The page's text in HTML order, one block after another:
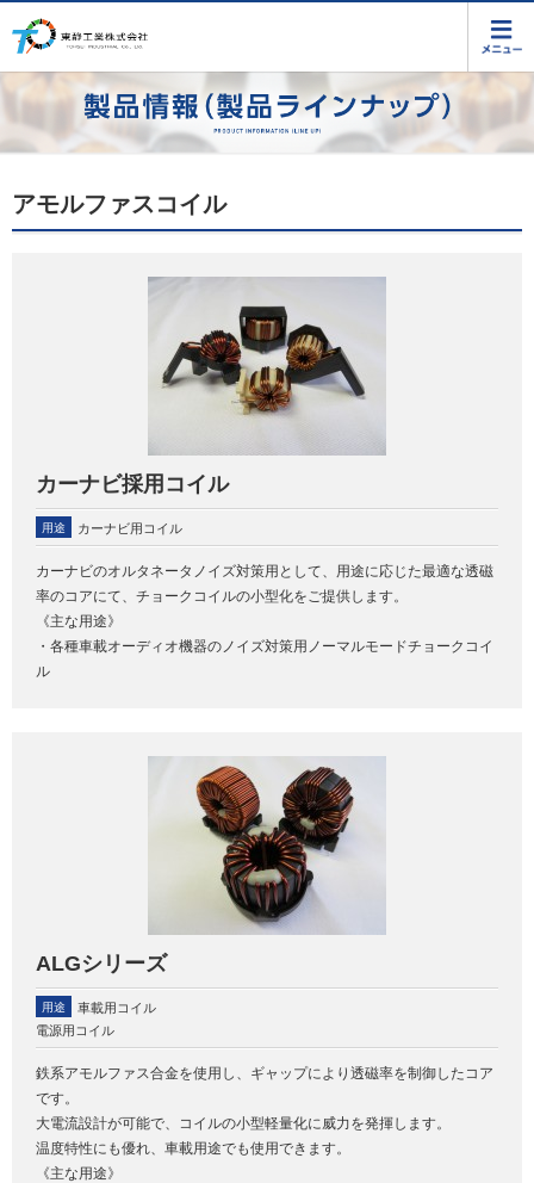
アモルファスコイル
カーナビ採用コイル
用途 カーナビ用コイル
カーナビのオルタネータノイズ対策用として、用途に応じた最適な透磁
率のコアにて、チョークコイルの小型化をご提供します。
《主な用途》
・各種車載オーディオ機器のノイズ対策用ノーマルモードチョークコイ
ル
ALGシリーズ
用途
車載用コイル
電源用コイル
鉄系アモルファス合金を使用し、ギャップにより透磁率を制御したコア
です。
大電流設計が可能で、コイルの小型軽量化に威力を発揮します。
温度特性にも優れ、車載用途でも使用できます。
《主な用途》